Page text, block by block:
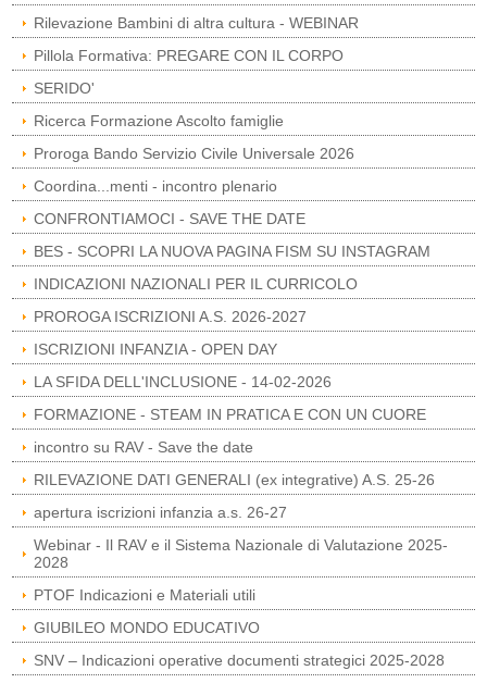
Rilevazione Bambini di altra cultura - WEBINAR
Pillola Formativa: PREGARE CON IL CORPO
SERIDO'
Ricerca Formazione Ascolto famiglie
Proroga Bando Servizio Civile Universale 2026
Coordina...menti - incontro plenario
CONFRONTIAMOCI - SAVE THE DATE
BES - SCOPRI LA NUOVA PAGINA FISM SU INSTAGRAM
INDICAZIONI NAZIONALI PER IL CURRICOLO
PROROGA ISCRIZIONI A.S. 2026-2027
ISCRIZIONI INFANZIA - OPEN DAY
LA SFIDA DELL'INCLUSIONE - 14-02-2026
FORMAZIONE - STEAM IN PRATICA E CON UN CUORE
incontro su RAV - Save the date
RILEVAZIONE DATI GENERALI (ex integrative) A.S. 25-26
apertura iscrizioni infanzia a.s. 26-27
Webinar - Il RAV e il Sistema Nazionale di Valutazione 2025-
2028
PTOF Indicazioni e Materiali utili
GIUBILEO MONDO EDUCATIVO
SNV – Indicazioni operative documenti strategici 2025-2028